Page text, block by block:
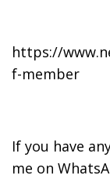
https://
f-member
If you have
me on